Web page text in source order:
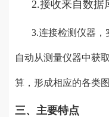
2.接收来自数据
3.连接检测仪器
自动从测量仪器中获
算，形成相应的各类
三、主要特点